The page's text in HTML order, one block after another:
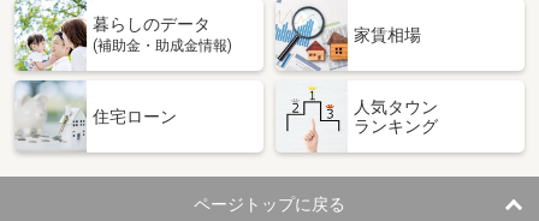
暮らしのデータ
(補助金・助成金情報)
家賃相場
住宅ローン
人気タウン
ランキング
ページトップに戻る